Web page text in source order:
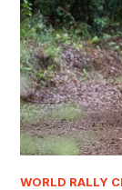
WORLD RALLY